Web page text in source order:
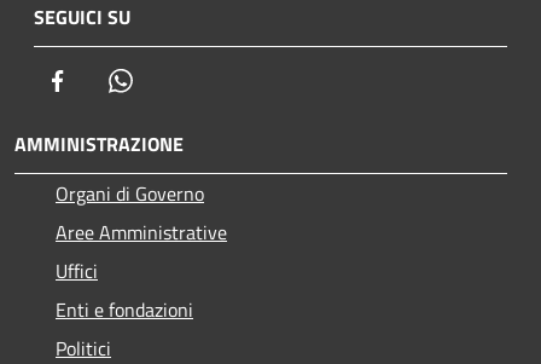
SEGUICI SU
Facebook
AMMINISTRAZIONE
Organi di Governo
Aree Amministrative
Uffici
Enti e fondazioni
Politici